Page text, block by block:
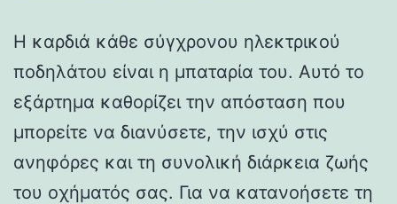
Η καρδιά κάθε σύγχρονου ηλεκτρικού
ποδηλάτου είναι η μπαταρία του. Αυτό το
εξάρτημα καθορίζει την απόσταση που
μπορείτε να διανύσετε, την ισχύ στις
ανηφόρες και τη συνολική διάρκεια ζωής
του οχήματός σας. Για να κατανοήσετε τη